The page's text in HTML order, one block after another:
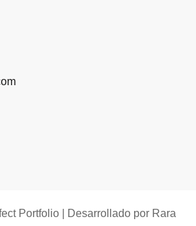
Portfolio | Desarrollado por Rara